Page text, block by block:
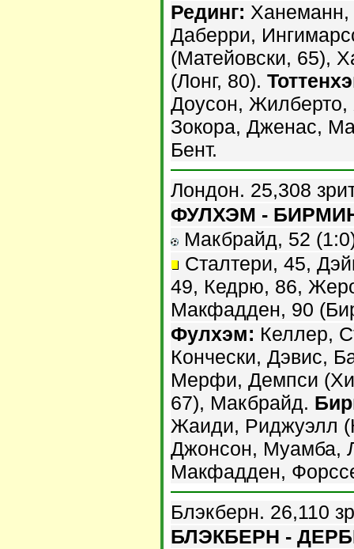
Рединг: Ханеманн,
Даберри,
(Матейовски, 65),
(Лонг, 80).
Доусон,
Зокора, Дженас,
Бент.
Лондон. 25,308
ФУЛХЭМ -
Макбрайд, 52
Сталтери, 45,
49, Кедрю, 86,
Макфадден, 90
Фулхэм: Келлер,
Кончески, Дэвис,
Мерфи, Демпси
67), Макбрайд.
Жаиди, Риджуэлл
Джонсон, Муамба,
Макфадден,
Блэкберн. 26,110
БЛЭКБЕРН -